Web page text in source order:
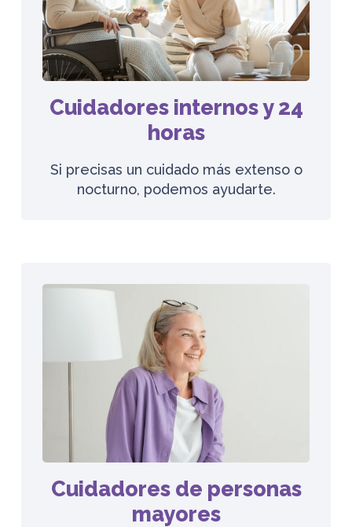
Cuidadores internos y 24
horas
Si precisas un cuidado más extenso o
nocturno, podemos ayudarte.
Cuidadores de personas
mayores